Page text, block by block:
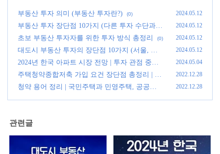
부동산 투자 의미 (부동산 투자란?) (0) 2024.05.12
부동산 투자 장단점 10가지 (다른 투자 수단과
비교 정리)
(0)
2024.05.12
초보 부동산 투자자를 위한 투자 방식 총정리 (0) 2024.05.12
대도시 부동산 투자의 장단점 10가지 (서울, 부
산, 인천 등)
(0)
2024.05.12
2024년 한국 아파트 시장 전망 | 투자 관점 중심
(0)
2024.05.04
주택청약종합저축 가입 요건 장단점 총정리 | 청
약 용어정리 (2)
(0)
2022.12.28
청약 용어 정리 | 국민주택과 민영주택, 공공분
2022.12.28
관련글